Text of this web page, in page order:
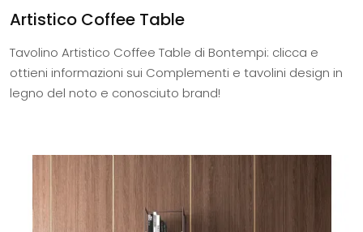
Artistico Coffee Table
Tavolino Artistico Coffee Table di Bontempi: clicca e
ottieni informazioni sui Complementi e tavolini design in
legno del noto e conosciuto brand!